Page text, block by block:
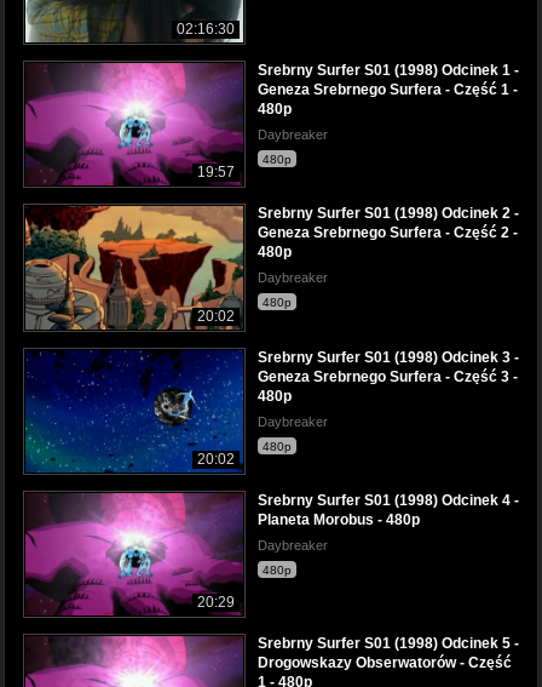
02:16:30
19:57
Srebrny Surfer S01 (1998) Odcinek 1 -
Geneza Srebrnego Surfera - Część 1 -
480p
Daybreaker
480p
20:02
Srebrny Surfer S01 (1998) Odcinek 2 -
Geneza Srebrnego Surfera - Część 2 -
480p
Daybreaker
480p
20:02
Srebrny Surfer S01 (1998) Odcinek 3 -
Geneza Srebrnego Surfera - Część 3 -
480p
Daybreaker
480p
20:29
Srebrny Surfer S01 (1998) Odcinek 4 -
Planeta Morobus - 480p
Daybreaker
480p
Srebrny Surfer S01 (1998) Odcinek 5 -
Drogowskazy Obserwatorów - Część
1 - 480p